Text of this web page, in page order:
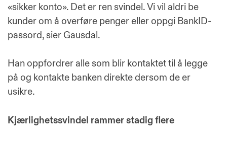
«sikker konto». Det er ren svindel. Vi vil aldri be
kunder om å overføre penger eller oppgi BankID-
passord, sier Gausdal.
Han oppfordrer alle som blir kontaktet til å legge
på og kontakte banken direkte dersom de er
usikre.
Kjærlighetssvindel rammer stadig flere